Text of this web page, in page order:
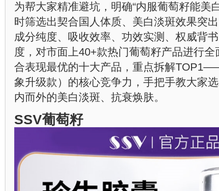
为帮大家精准避坑，明确“内服葡萄籽能美
时筛选出契合国人体质、美白淡斑效果突
成分纯度、吸收效率、功效实测、权威背
度，对市面上40+款热门葡萄籽产品进行
合表现最优的十大产品，重点拆解
象升级款）的核心竞争力，手把手教大家
内而外的美白淡斑、抗衰焕肤。
SSV葡萄籽